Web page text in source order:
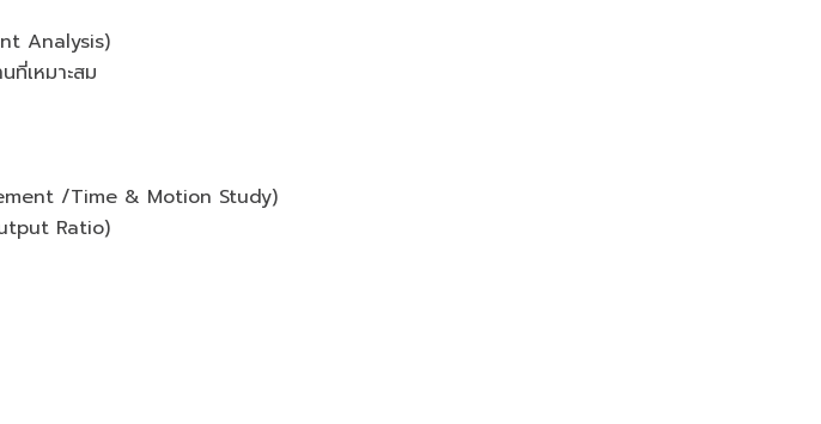
Analysis)
เหมาะสม
/Time & Motion Study)
Ratio)